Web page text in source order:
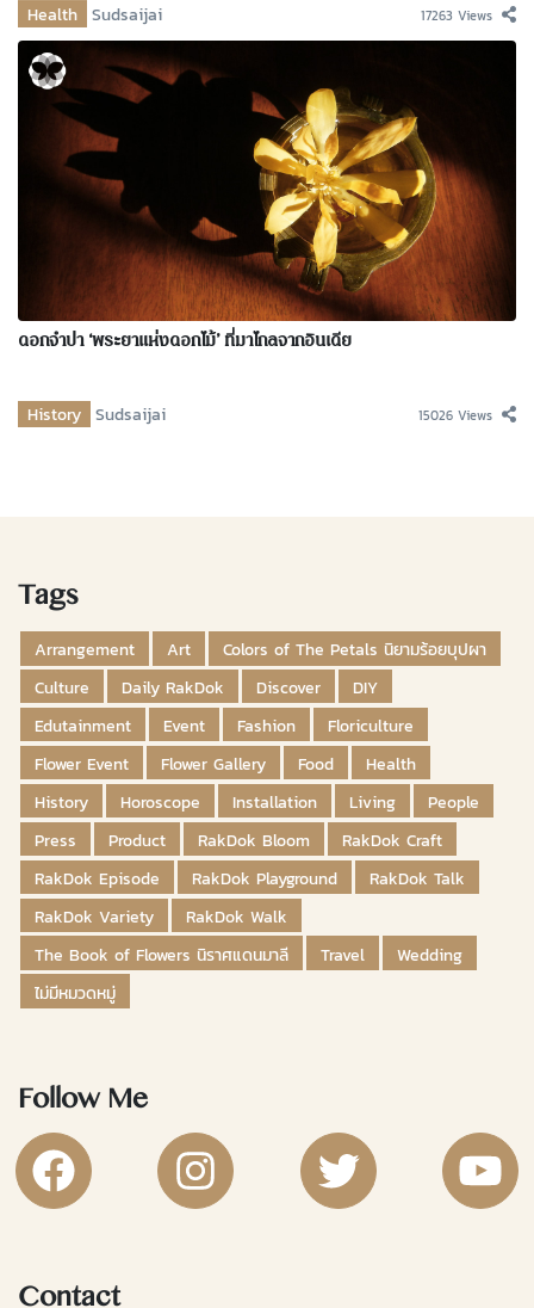
Health Sudsaijai 17263 Views
ดอกจำปา ‘พระยาแห่งดอกไม้’ ที่มาไกลจากอินเดีย
History Sudsaijai 15026 Views
Tags
Arrangement Art
Colors of The Petals นิยามร้อยบุปผา
Culture
Daily RakDok Discover
DIY
Edutainment
Event Fashion
Floriculture
Flower Event
Flower Gallery Food
Health
History
Horoscope Installation Living
People
Press
Product RakDok Bloom
RakDok Craft
RakDok Episode
RakDok Playground
RakDok Talk
RakDok Variety
RakDok Walk
The Book of Flowers นิราศแดนมาลี
Travel
Wedding
ไม่มีหมวดหมู่
Follow Me
RakDok Channel FacebookRakDok Channel Instagram
RakDok Twitter Rakdok